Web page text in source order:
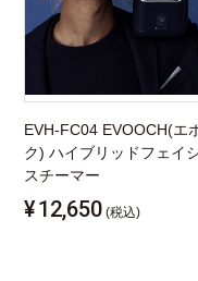
EVH-FC04 EVOOCH(エ
ク) ハイブリッドフェイ
スチーマー
¥12,650 (税込)